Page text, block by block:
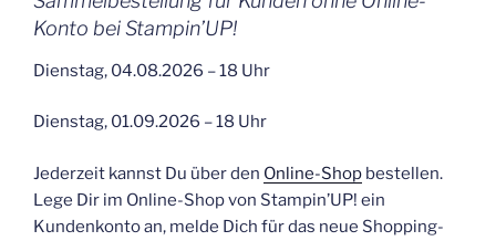
Konto bei Stampin’UP!
Dienstag, 04.08.2026 – 18 Uhr
Dienstag, 01.09.2026 – 18 Uhr
Jederzeit kannst Du über den Online-Shop bestellen.
Lege Dir im Online-Shop von Stampin’UP! ein
Kundenkonto an, melde Dich für das neue Shopping-